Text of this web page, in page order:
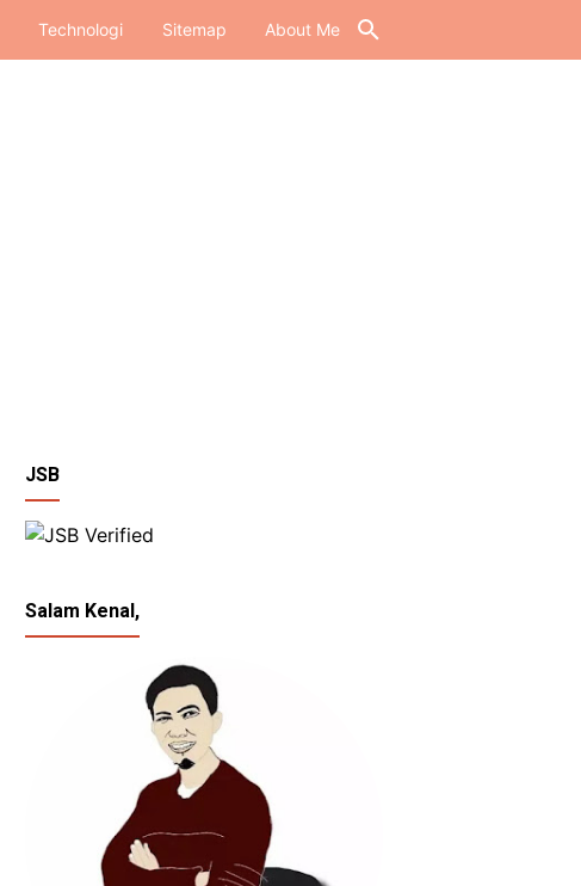
Technologi Sitemap About Me
JSB
Salam Kenal,